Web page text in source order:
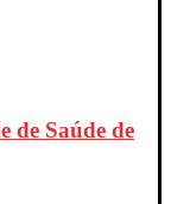
de Saúde de